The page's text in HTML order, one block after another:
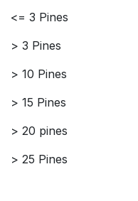
<= 3 Pines
> ​3 Pines
> 10 Pines
> 15 Pines
> ​20 pines
> 25 Pines